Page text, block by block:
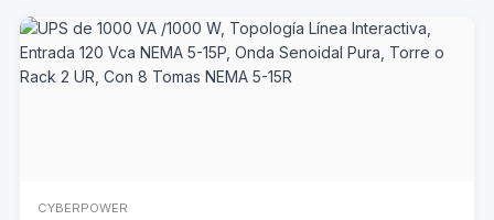
CYBERPOWER